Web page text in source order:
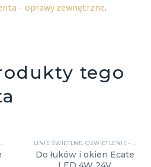
– oprawy zewnętrzne.
tego
LINIE ŚWIETLNE,OŚWIETLENIE - LAMPY
Do łuków i okien Ecate